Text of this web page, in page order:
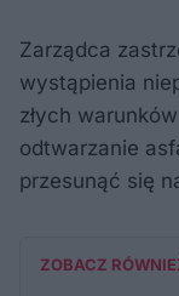
Zarządca
wystąpienia
złych
odtwarzanie
przesunąć się
ZOBACZ